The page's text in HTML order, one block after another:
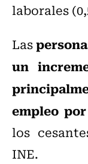
laborales
Las
un
empleo
los
INE.